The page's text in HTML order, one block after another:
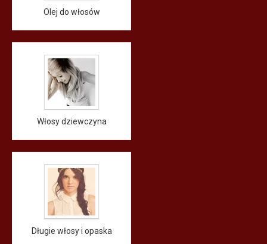
Olej do włosów
Włosy dziewczyna
Długie włosy i opaska